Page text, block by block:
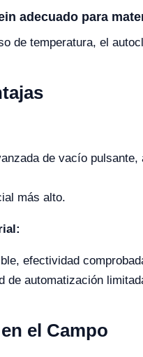
adecuado para
de temperatura, el
de vacío
más alto.
efectividad
de automatización
el Campo